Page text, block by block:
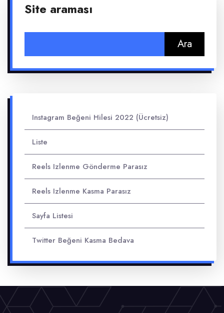
Site araması
Instagram Beğeni Hilesi 2022 (Ücretsiz)
Liste
Reels Izlenme Gönderme Parasız
Reels Izlenme Kasma Parasız
Sayfa Listesi
Twitter Beğeni Kasma Bedava